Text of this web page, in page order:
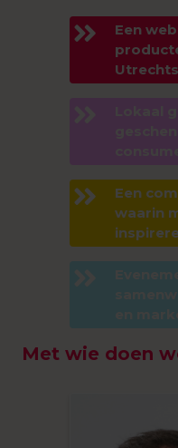
Een
Een
waarin
Met wie doen